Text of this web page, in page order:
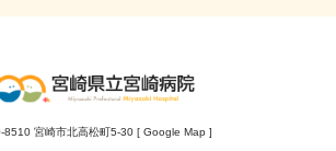
8510 宮崎市北高松町5-30 [ Google Map]